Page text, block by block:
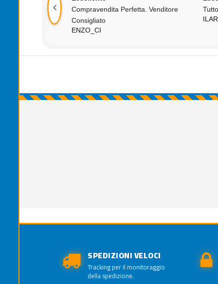
Compravendita Perfetta. Venditore
Consigliato
ENZO_CI
SPEDIZIONI VELOCI
Tracking per il monitoraggio
della spedizione.